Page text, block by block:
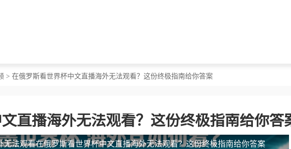
> 在俄罗斯看世界杯中文直播海外无法观看？这份终极指南给你答案
直播海外无法观看？这份终极指南给你答
无法观看在俄罗斯看世界杯中文直播海外无法观看？这份终极指南给你答案